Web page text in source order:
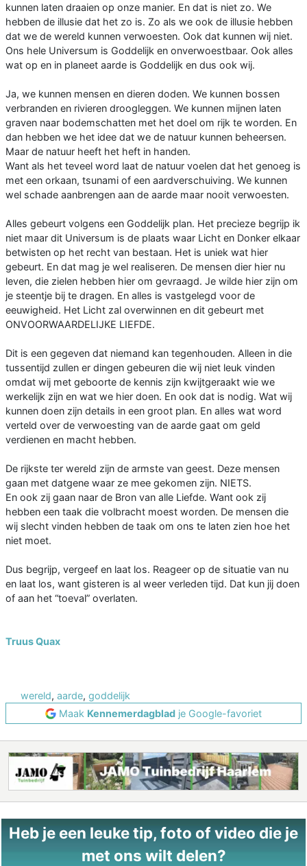
kunnen laten draaien op onze manier. En dat is niet zo. We
hebben de illusie dat het zo is. Zo als we ook de illusie hebben
dat we de wereld kunnen verwoesten. Ook dat kunnen wij niet.
Ons hele Universum is Goddelijk en onverwoestbaar. Ook alles
wat op en in planeet aarde is Goddelijk en dus ook wij.
Ja, we kunnen mensen en dieren doden. We kunnen bossen
verbranden en rivieren droogleggen. We kunnen mijnen laten
graven naar bodemschatten met het doel om rijk te worden. En
dan hebben we het idee dat we de natuur kunnen beheersen.
Maar de natuur heeft het heft in handen.
Want als het teveel word laat de natuur voelen dat het genoeg is
met een orkaan, tsunami of een aardverschuiving. We kunnen
wel schade aanbrengen aan de aarde maar nooit verwoesten.
Alles gebeurt volgens een Goddelijk plan. Het precieze begrijp ik
niet maar dit Universum is de plaats waar Licht en Donker elkaar
betwisten op het recht van bestaan. Het is uniek wat hier
gebeurt. En dat mag je wel realiseren. De mensen dier hier nu
leven, die zielen hebben hier om gevraagd. Je wilde hier zijn om
je steentje bij te dragen. En alles is vastgelegd voor de
eeuwigheid. Het Licht zal overwinnen en dit gebeurt met
ONVOORWAARDELIJKE LIEFDE.
Dit is een gegeven dat niemand kan tegenhouden. Alleen in die
tussentijd zullen er dingen gebeuren die wij niet leuk vinden
omdat wij met geboorte de kennis zijn kwijtgeraakt wie we
werkelijk zijn en wat we hier doen. En ook dat is nodig. Wat wij
kunnen doen zijn details in een groot plan. En alles wat word
verteld over de verwoesting van de aarde gaat om geld
verdienen en macht hebben.
De rijkste ter wereld zijn de armste van geest. Deze mensen
gaan met datgene waar ze mee gekomen zijn. NIETS.
En ook zij gaan naar de Bron van alle Liefde. Want ook zij
hebben een taak die volbracht moest worden. De mensen die
wij slecht vinden hebben de taak om ons te laten zien hoe het
niet moet.
Dus begrijp, vergeef en laat los. Reageer op de situatie van nu
en laat los, want gisteren is al weer verleden tijd. Dat kun jij doen
of aan het “toeval” overlaten.
Truus Quax
wereld, aarde, goddelijk
Maak Kennemerdagblad je Google-favoriet
Heb je een leuke tip, foto of video die je
met ons wilt delen?